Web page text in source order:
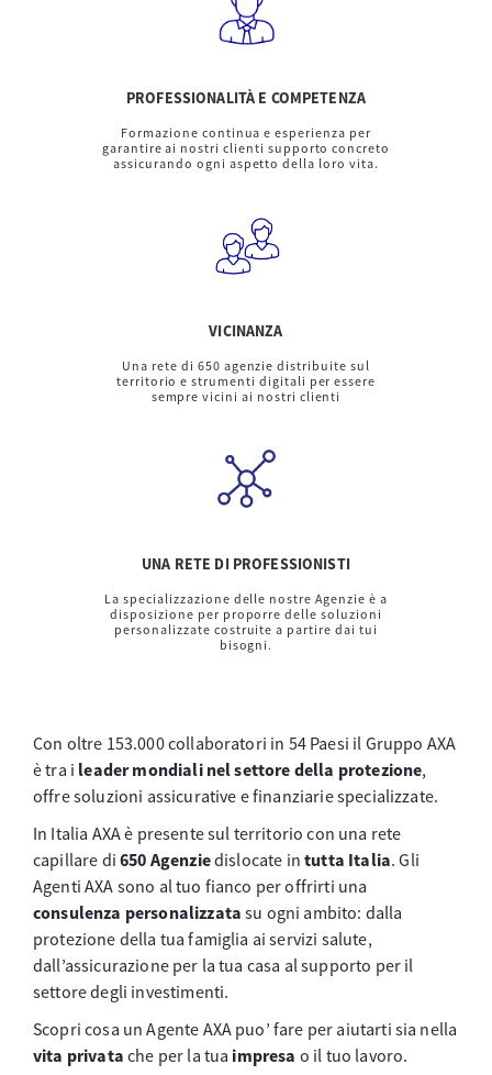
PROFESSIONALITÀ E COMPETENZA
Formazione continua e esperienza per
garantire ai nostri clienti supporto concreto
assicurando ogni aspetto della loro vita.
VICINANZA
Una rete di 650 agenzie distribuite sul
territorio e strumenti digitali per essere
sempre vicini ai nostri clienti
UNA RETE DI PROFESSIONISTI​
La specializzazione delle nostre Agenzie è a
disposizione per proporre delle soluzioni
personalizzate costruite a partire dai tui
bisogni.
Con oltre 153.000 collaboratori in 54 Paesi il Gruppo AXA
è tra i leader mondiali nel settore della protezione,
offre soluzioni assicurative e finanziarie specializzate.
In Italia AXA è presente sul territorio con una rete
capillare di650 Agenziedislocate intutta Italia. Gli
Agenti AXA sono al tuo fianco per offrirti una
consulenza personalizzata su ogni ambito: dalla
protezione della tua famiglia ai servizi salute,
dall’assicurazione per la tua casa al supporto per il
settore degli investimenti.
Scopri cosa un Agente AXA puo’ fare per aiutarti sia nella
vita privata che per la tua impresa o il tuo lavoro.